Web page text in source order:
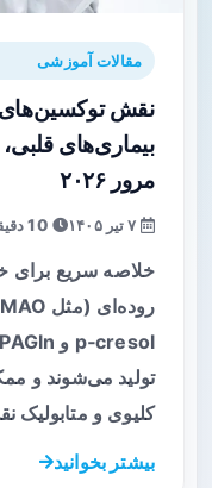
مقالات آموزشی
نقش توکسین‌های
بیماری‌های
مرور ۲۰۲۶
خلاصه سریع برای
تولید می‌شوند و
کلیوی و متابولیک
بیشتر بخوانید